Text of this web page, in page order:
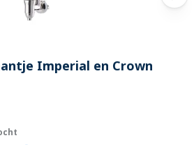
Imperial en Crown